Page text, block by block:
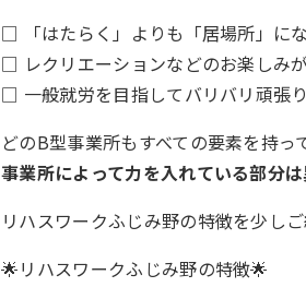
□ 「はたらく」よりも「居場所」に
□ レクリエーションなどのお楽しみ
□ 一般就労を目指してバリバリ頑張
どのB型事業所もすべての要素を持っ
事業所によって力を入れている部分は
リハスワークふじみ野の特徴を少し
🌟リハスワークふじみ野の特徴🌟